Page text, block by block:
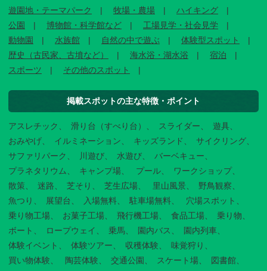
遊園地・テーマパーク 牧場・農場
ハイキング
公園
博物館・科学館など
工場見学・社会見学
動物園
水族館 自然の中で遊ぶ
体験型スポット
歴史（古民家、古墳など）
海水浴・湖水浴
宿泊
スポーツ
その他のスポット
掲載スポットの主な特徴・ポイント
アスレチック 滑り台（すべり台） スライダー
遊具
おみやげ
イルミネーション キッズランド
サイクリング
サファリパーク
川遊び 水遊び
バーベキュー
プラネタリウム
キャンプ場 プール
ワークショップ
散策
迷路 芝そり 芝生広場 里山風景
野鳥観察
魚つり
展望台 入場無料 駐車場無料
穴場スポット
乗り物工場
お菓子工場 飛行機工場 食品工場
乗り物
ボート
ロープウェイ 乗馬 園内バス
園内列車
体験イベント
体験ツアー 収穫体験
味覚狩り
買い物体験
陶芸体験 交通公園 スケート場
図書館